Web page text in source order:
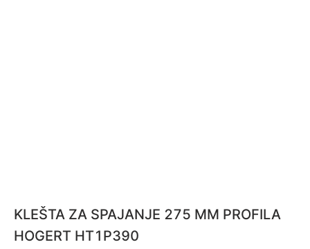
KLEŠTA ZA SPAJANJE 275 MM PROFILA
HOGERT HT1P390